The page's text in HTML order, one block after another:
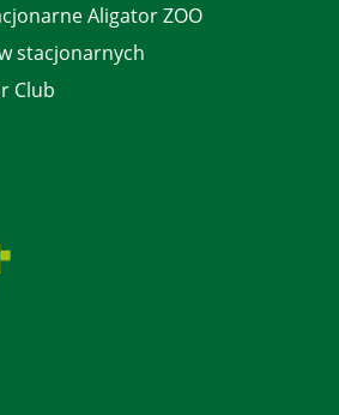
Aligator ZOO
stacjonarnych
Club